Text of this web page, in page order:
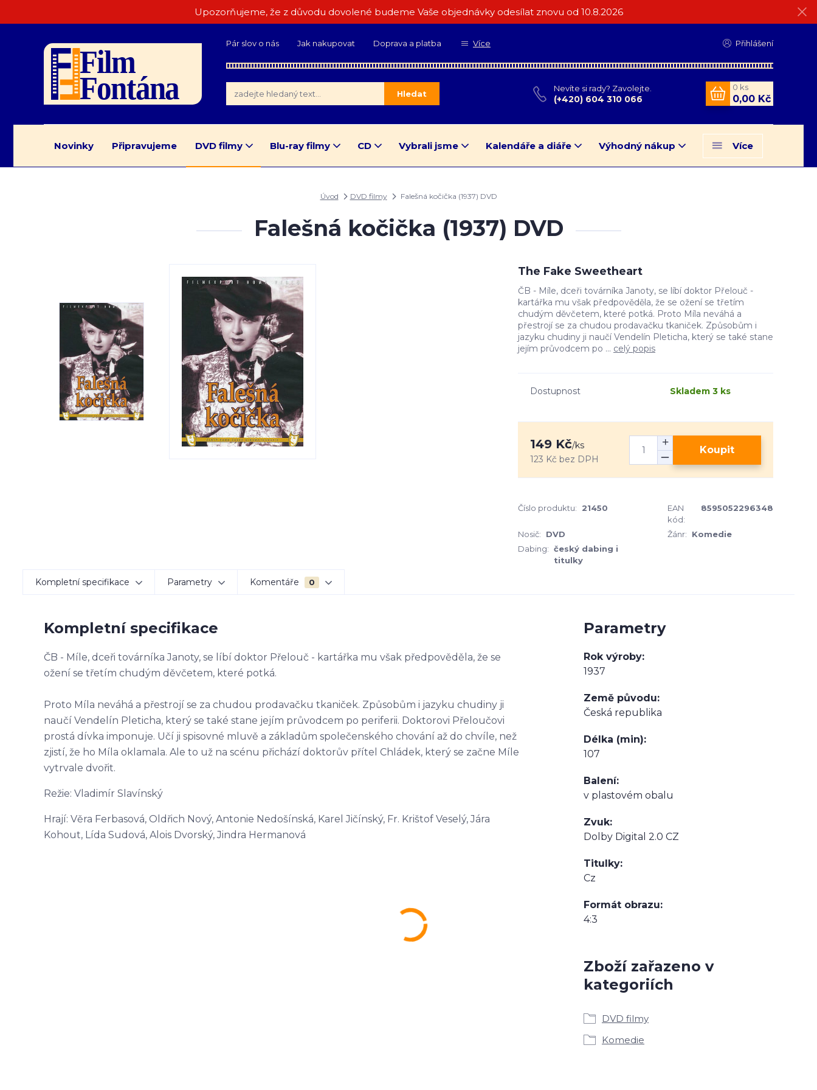
Upozorňujeme, že z důvodu dovolené budeme Vaše objednávky odesílat znovu od 10.8.2026
Pár slov o nás Jak nakupovat Doprava a platba Více Přihlášení
Hledat
Nevíte si rady? Zavolejte.
(+420) 604 310 066
0 ks
0,00 Kč
Novinky Připravujeme DVD filmy Blu-ray filmy CD Vybrali jsme Kalendáře a diáře Výhodný nákup Více
Úvod DVD filmy Falešná kočička (1937) DVD
Falešná kočička (1937) DVD
The Fake Sweetheart
ČB - Míle, dceři továrníka Janoty, se líbí doktor Přelouč -
kartářka mu však předpověděla, že se ožení se třetím
chudým děvčetem, které potká. Proto Míla neváhá a
přestrojí se za chudou prodavačku tkaniček. Způsobům i
jazyku chudiny ji naučí Vendelín Pleticha, který se také stane
jejím průvodcem po ... celý popis
Dostupnost Skladem 3 ks
149 Kč/ks
123 Kč bez DPH
Koupit
Číslo produktu: 21450
EAN
kód:
8595052296348
Nosič: DVD Žánr:
Komedie
Dabing: český dabing i
titulky
Kompletní specifikace Parametry Komentáře 0
Kompletní specifikace
ČB - Míle, dceři továrníka Janoty, se líbí doktor Přelouč - kartářka mu však předpověděla, že se
ožení se třetím chudým děvčetem, které potká.
Proto Míla neváhá a přestrojí se za chudou prodavačku tkaniček. Způsobům i jazyku chudiny ji
naučí Vendelín Pleticha, který se také stane jejím průvodcem po periferii. Doktorovi Přeloučovi
prostá dívka imponuje. Učí ji spisovné mluvě a základům společenského chování až do chvíle, než
zjistí, že ho Míla oklamala. Ale to už na scénu přichází doktorův přítel Chládek, který se začne Míle
vytrvale dvořit.
Režie: Vladimír Slavínský
Hrají: Věra Ferbasová, Oldřich Nový, Antonie Nedošínská, Karel Jičínský, Fr. Krištof Veselý, Jára
Kohout, Lída Sudová, Alois Dvorský, Jindra Hermanová
Parametry
Rok výroby
1937
Země původu
Česká republika
Délka (min)
107
Balení
v plastovém obalu
Zvuk
Dolby Digital 2.0 CZ
Titulky
Cz
Formát obrazu
4:3
Zboží zařazeno v
kategoriích
DVD filmy
Komedie